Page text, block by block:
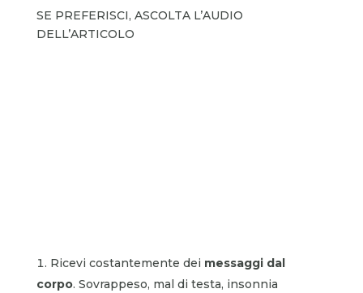
SE PREFERISCI, ASCOLTA L’AUDIO
DELL’ARTICOLO
Ricevi costantemente dei messaggi dal
corpo. Sovrappeso, mal di testa, insonnia